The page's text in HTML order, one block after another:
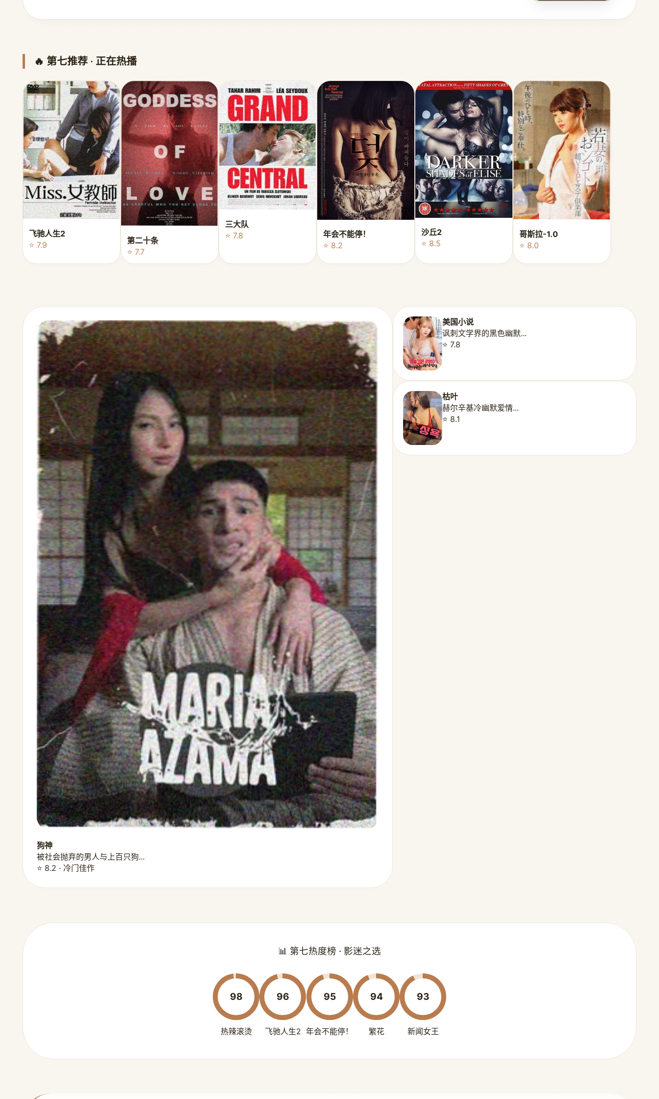
🔥 第七推荐 · 正在热播
飞驰人生2
⭐ 7.9
第二十条
⭐ 7.7
三大队
⭐ 7.8
年会不能停！
⭐ 8.2
沙丘2
⭐ 8.5
哥斯拉-1.0
⭐ 8.0
狗神
被社会抛弃的男人与上百只狗...
⭐ 8.2 · 冷门佳作
美国小说
讽刺文学界的黑色幽默...
⭐ 7.8
枯叶
赫尔辛基冷幽默爱情...
⭐ 8.1
📊 第七热度榜 · 影迷之选
98
热辣滚烫
96
飞驰人生2
95
年会不能停！
94
繁花
93
新闻女王